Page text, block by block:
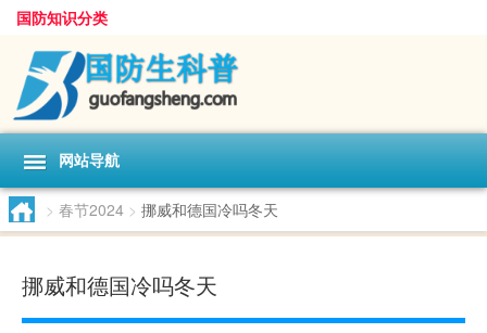
国防知识分类
网站导航
> 春节2024 > 挪威和德国冷吗冬天
挪威和德国冷吗冬天